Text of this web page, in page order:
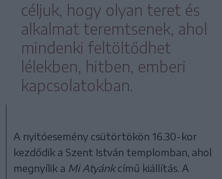
céljuk, hogy olyan teret és
alkalmat teremtsenek, ahol
mindenki feltöltődhet
lélekben, hitben, emberi
kapcsolatokban.
A nyitóesemény csütörtökön 16.30-kor
kezdődik a Szent István templomban, ahol
megnyílik a Mi Atyánkcímű kiállítás. A